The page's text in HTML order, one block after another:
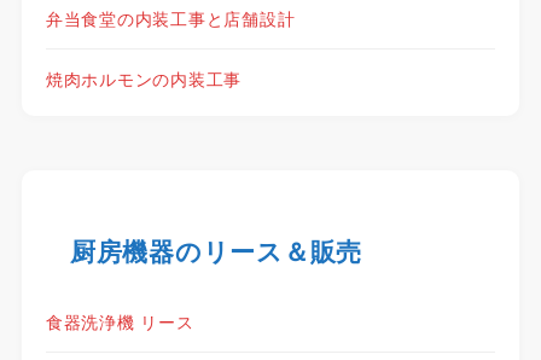
弁当食堂の内装工事と店舗設計
焼肉ホルモンの内装工事
厨房機器のリース＆販売
食器洗浄機 リース